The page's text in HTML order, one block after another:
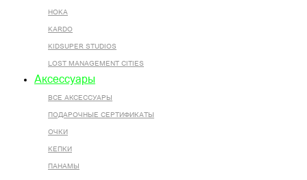
HOKA
KARDO
KIDSUPER STUDIOS
LOST MANAGEMENT CITIES
Аксессуары
ВСЕ AКСЕССУАРЫ
ПОДАРОЧНЫЕ СЕРТИФИКАТЫ
ОЧКИ
КЕПКИ
ПАНАМЫ